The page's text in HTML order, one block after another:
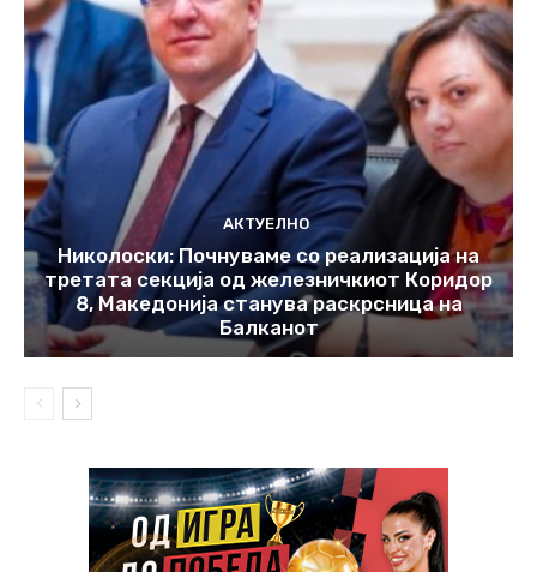
АКТУЕЛНО
Николоски: Почнуваме со реализација на
третата секција од железничкиот Коридор
8, Македонија станува раскрсница на
Балканот